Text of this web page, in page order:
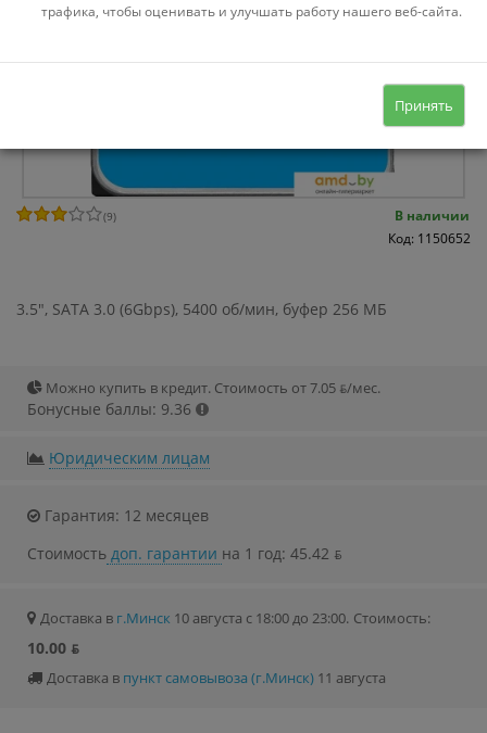
(9)
В наличии
Код: 1150652
3.5", SATA 3.0 (6Gbps), 5400 об/мин, буфер 256 МБ
Можно купить в кредит. Стоимость от 7.05 ƃ/мec.
Бонусные баллы: 9.36
Юридическим лицам
Гарантия: 12 месяцев
Стоимость доп. гарантии на 1 год: 45.42 ƃ
Доставка в г.Минск 10 августа с 18:00 до 23:00. Стоимость:
10.00 ƃ
Доставка в пункт самовывоза (г.Минск) 11 августа
трафика, чтобы оценивать и улучшать работу нашего веб-сайта.
Принять